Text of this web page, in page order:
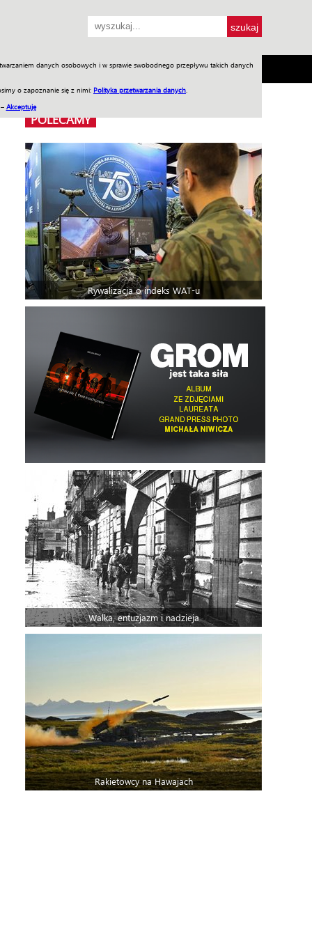
danych osobowych i w sprawie swobodnego przepływu takich danych
o zapoznanie się z nimi: Polityka przetwarzania danych
Akceptuję
SKLEP Jednodniówki Praca w WIW
POLECAMY
Rywalizacja o indeks WAT-u
Walka, entuzjazm i nadzieja
Rakietowcy na Hawajach